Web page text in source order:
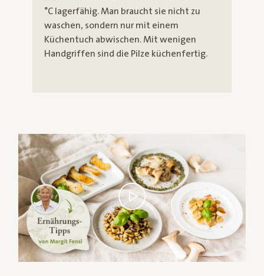
°C lagerfähig. Man braucht sie nicht zu
waschen, sondern nur mit einem
Küchentuch abwischen. Mit wenigen
Handgriffen sind die Pilze küchenfertig.